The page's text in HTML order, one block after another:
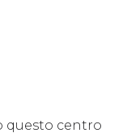
questo centro